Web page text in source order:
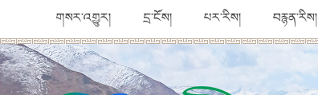
གསར་འགྱུར། དྲ་ངོས། པར་རིས། བརྙན་རིས།